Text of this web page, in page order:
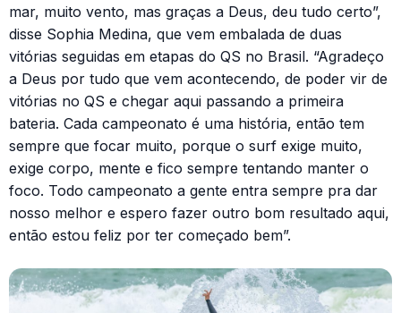
mar, muito vento, mas graças a Deus, deu tudo certo”,
disse Sophia Medina, que vem embalada de duas
vitórias seguidas em etapas do QS no Brasil. “Agradeço
a Deus por tudo que vem acontecendo, de poder vir de
vitórias no QS e chegar aqui passando a primeira
bateria. Cada campeonato é uma história, então tem
sempre que focar muito, porque o surf exige muito,
exige corpo, mente e fico sempre tentando manter o
foco. Todo campeonato a gente entra sempre pra dar
nosso melhor e espero fazer outro bom resultado aqui,
então estou feliz por ter começado bem”.